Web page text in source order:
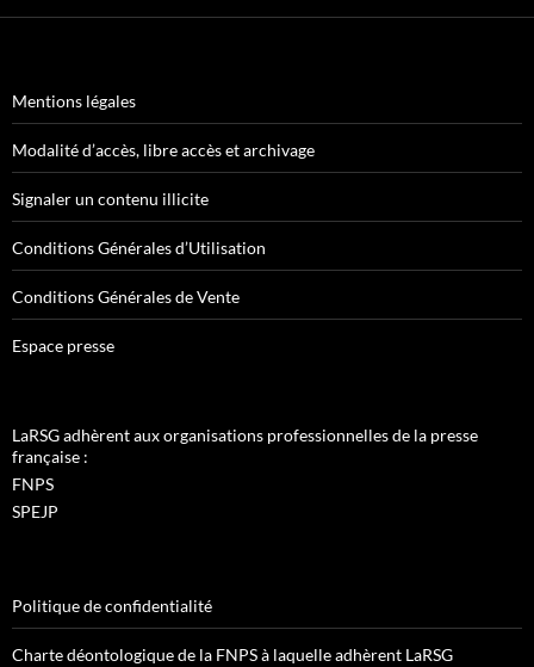
Mentions légales
Modalité d’accès, libre accès et archivage
Signaler un contenu illicite
Conditions Générales d’Utilisation
Conditions Générales de Vente
Espace presse
LaRSG adhèrent aux organisations professionnelles de la presse
française :
FNPS
SPEJP
Politique de confidentialité
Charte déontologique de la FNPS à laquelle adhèrent LaRSG